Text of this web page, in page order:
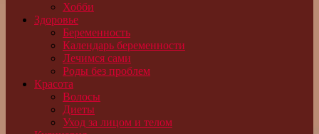
Хобби
Здоровье
Беременность
Календарь беременности
Лечимся сами
Роды без проблем
Красота
Волосы
Диеты
Уход за лицом и телом